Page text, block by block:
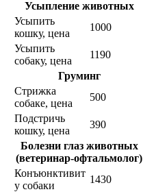
Усыпление животных
Усыпить
кошку, цена
1000
Усыпить
собаку, цена
1190
Груминг
Стрижка
собаке, цена
500
Подстричь
кошку, цена
390
Болезни глаз животных
(ветеринар-офтальмолог)
Конъюнктивит
у собаки
1430